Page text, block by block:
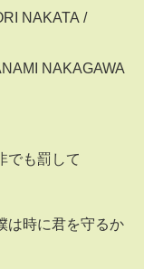
NAKATA /
NAKAGAWA
でも罰して
時に君を守るか